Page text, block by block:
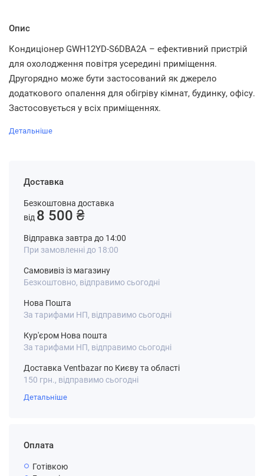
Опис
Кондиціонер GWH12YD-S6DBA2A – ефективний пристрій
для охолодження повітря усередині приміщення.
Другорядно може бути застосований як джерело
додаткового опалення для обігріву кімнат, будинку, офісу.
Застосовується у всіх приміщеннях.
Детальніше
Доставка
Безкоштовна доставка
від 8 500 ₴
Відправка завтра до 14:00
При замовленні до 18:00
Самовивіз із магазину
Безкоштовно, відправимо сьогодні
Нова Пошта
За тарифами НП, відправимо сьогодні
Кур'єром Нова пошта
За тарифами НП, відправимо сьогодні
Доставка Ventbazar по Києву та області
150 грн., відправимо сьогодні
Детальніше
Оплата
Готівкою